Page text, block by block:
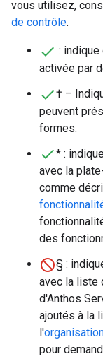
vous utilisez,
de contrôle.
:
activée par
† –
peuvent
formes.
* :
avec la
comme
des
§ :
avec la liste
d'Anthos
ajoutés à la
l'
pour